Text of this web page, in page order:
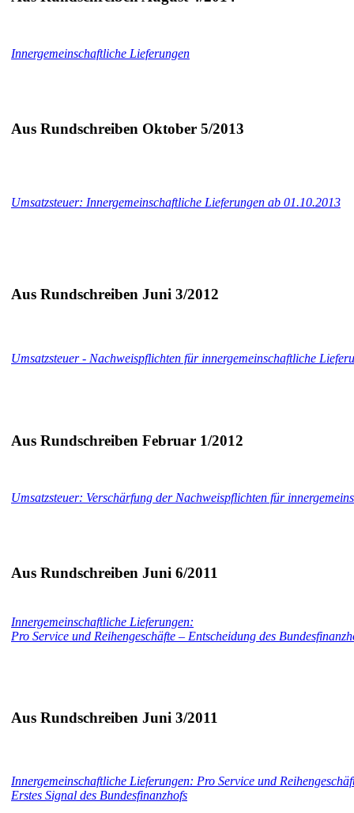
Innergemeinschaftliche Lieferungen
Aus Rundschreiben Oktober 5/2013
Umsatzsteuer: Innergemeinschaftliche Lieferungen ab 01.10.2013
Aus Rundschreiben Juni 3/2012
Umsatzsteuer - Nachweispflichten für innergemeinschaftliche
Aus Rundschreiben Februar 1/2012
Umsatzsteuer: Verschärfung der Nachweispflichten für
Aus Rundschreiben Juni 6/2011
Innergemeinschaftliche Lieferungen:
Pro Service und Reihengeschäfte – Entscheidung des
Aus Rundschreiben Juni 3/2011
Innergemeinschaftliche Lieferungen: Pro Service und
Erstes Signal des Bundesfinanzhofs